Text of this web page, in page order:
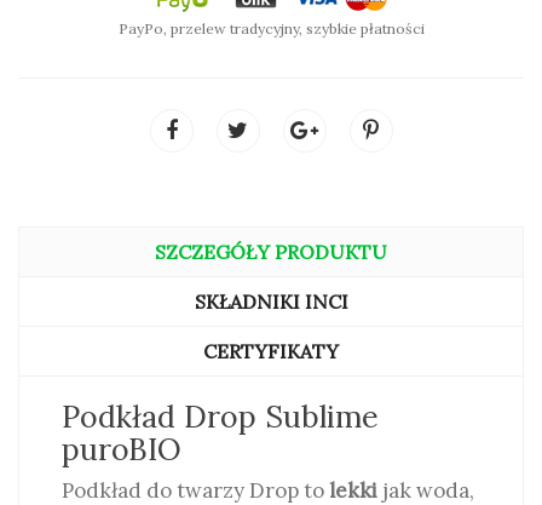
oznaczenie same cyferki - seria neutralna. Dodatkowe
oznaczenie Y to seria wpadającą w beżową, oliwkową
PayPo, przelew tradycyjny, szybkie płatności
SZCZEGÓŁY PRODUKTU
SKŁADNIKI INCI
CERTYFIKATY
Podkład Drop Sublime
puroBIO
Podkład do twarzy Drop to lekki jak woda,